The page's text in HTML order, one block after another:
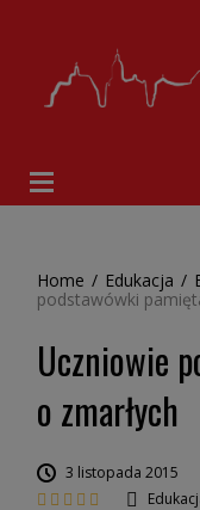
Home / Edukacja /
podstawówki
Uczniowie
o zmarłych
3 listopada 2015